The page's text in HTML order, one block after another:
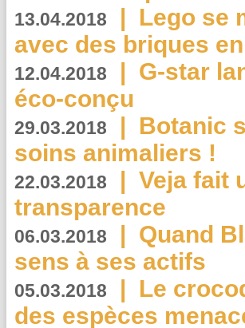
13.04.2018 | Lego se
avec des briques
12.04.2018 | G-star
éco-conçu
29.03.2018 | Botanic
soins animaliers !
22.03.2018 | Veja fait
transparence
06.03.2018 | Quand
sens à ses actifs
05.03.2018 | Le
des espèces